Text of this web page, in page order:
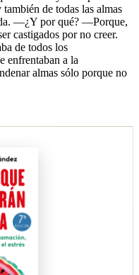
de todas las almas
—¿Y por qué? —Porque,
castigados por no creer.
de todos los
enfrentaban a la
almas sólo porque no